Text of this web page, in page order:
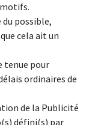
possible,
cela ait un
tenue pour
ordinaires de
de la Publicité
défini(s) par